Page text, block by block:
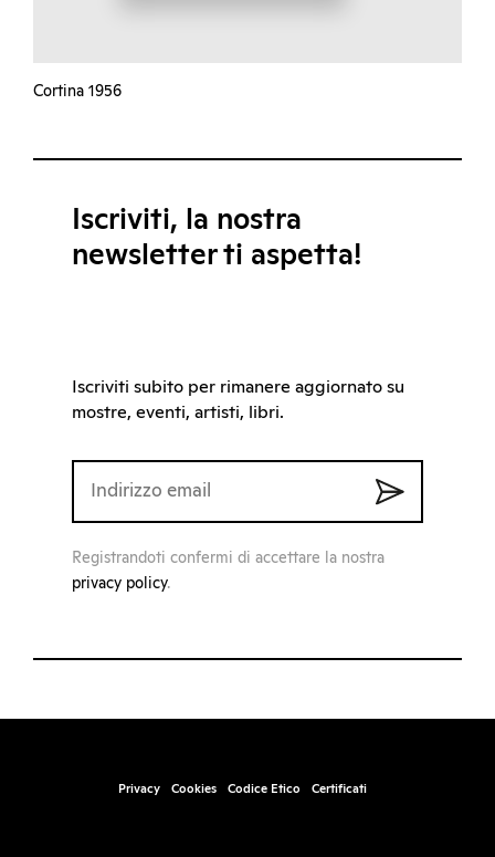
Cortina 1956
Iscriviti, la nostra
newsletter ti aspetta!
Iscriviti subito per rimanere aggiornato su
mostre, eventi, artisti, libri.
Registrandoti confermi di accettare la nostra
privacy policy.
Privacy Cookies Codice Etico Certificati